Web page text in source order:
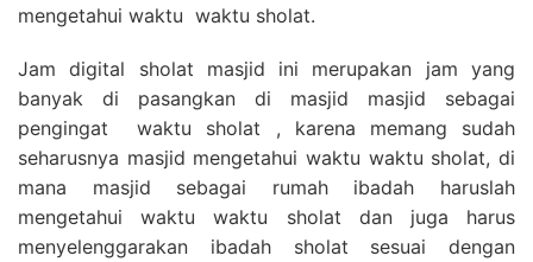
mengetahui waktu waktu sholat.
Jam digital sholat masjid ini merupakan jam yang
banyak di pasangkan di masjid masjid sebagai
pengingat waktu sholat , karena memang sudah
seharusnya masjid mengetahui waktu waktu sholat, di
mana masjid sebagai rumah ibadah haruslah
mengetahui waktu waktu sholat dan juga harus
menyelenggarakan ibadah sholat sesuai dengan